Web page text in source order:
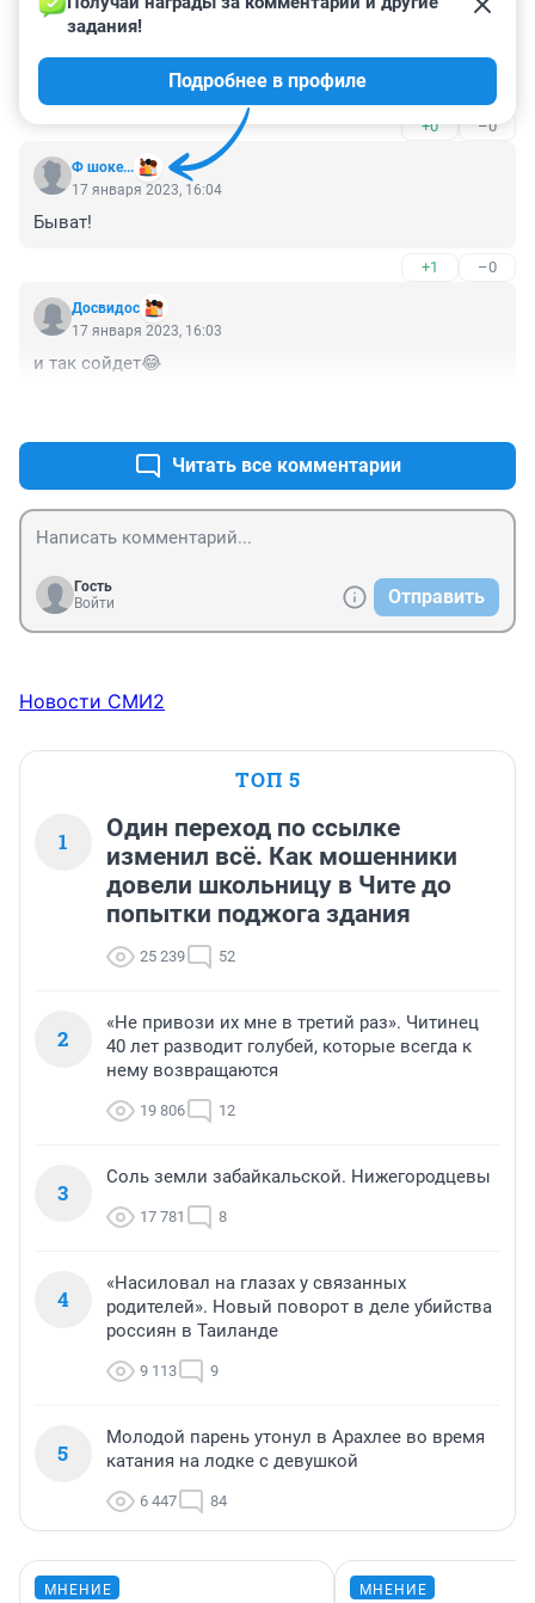
Гость
+0 –0
Ф шоке...
задания!
Подробнее в профиле
17 января 2023, 16:04
Быват!
+1 –0
Досвидос
17 января 2023, 16:03
и так сойдет😂
Читать все комментарии
Гость
Войти
Отправить
Новости СМИ2
ТОП 5
1
Один переход по ссылке
изменил всё. Как мошенники
довели школьницу в Чите до
попытки поджога здания
25 239 52
2
«Не привози их мне в третий раз». Читинец
40 лет разводит голубей, которые всегда к
нему возвращаются
19 806 12
3
Соль земли забайкальской. Нижегородцевы
17 781 8
4
«Насиловал на глазах у связанных
родителей». Новый поворот в деле убийства
россиян в Таиланде
9 113 9
5
Молодой парень утонул в Арахлее во время
катания на лодке с девушкой
6 447 84
МНЕНИЕ МНЕНИЕ